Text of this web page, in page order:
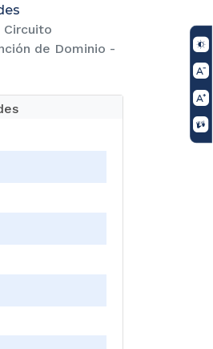
Circuito
de Dominio -